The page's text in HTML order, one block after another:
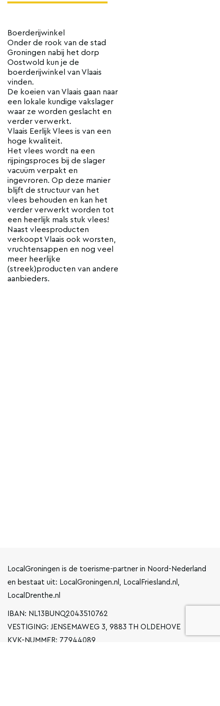
Boerderijwinkel
Onder de rook van de stad
Groningen nabij het dorp
Oostwold kun je de
boerderijwinkel van Vlaais
vinden.
De koeien van Vlaais gaan naar
een lokale kundige vakslager
waar ze worden geslacht en
verder verwerkt.
Vlaais Eerlijk Vlees is van een
hoge kwaliteit.
Het vlees wordt na een
rijpingsproces bij de slager
vacuüm verpakt en
ingevroren. Op deze manier
blijft de structuur van het
vlees behouden en kan het
verder verwerkt worden tot
een heerlijk mals stuk vlees!
Naast vleesproducten
verkoopt Vlaais ook worsten,
vruchtensappen en nog veel
meer heerlijke
(streek)producten van andere
aanbieders.
LocalGroningen is de toerisme-partner in Noord-Nederland
en bestaat uit: LocalGroningen.nl, LocalFriesland.nl,
LocalDrenthe.nl
IBAN: NL13BUNQ2043510762
VESTIGING: JENSEMAWEG 3, 9883 TH OLDEHOVE
KVK-NUMMER: 77944089